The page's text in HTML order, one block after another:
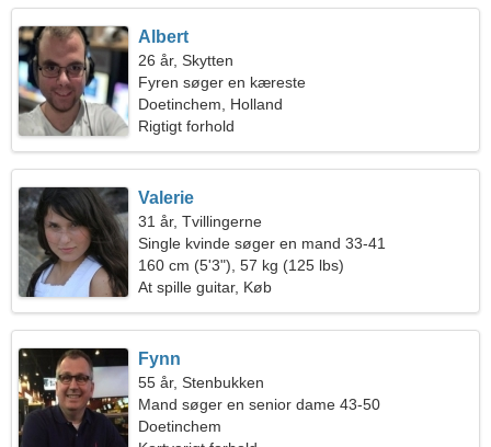
Albert
26 år, Skytten
Fyren søger en kæreste
Doetinchem, Holland
Rigtigt forhold
Valerie
31 år, Tvillingerne
Single kvinde søger en mand 33-41
160 cm (5'3"), 57 kg (125 lbs)
At spille guitar, Køb
Fynn
55 år, Stenbukken
Mand søger en senior dame 43-50
Doetinchem